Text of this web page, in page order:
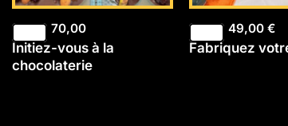
70,00
Initiez-vous à la
chocolaterie
49,00€
Fabriquez